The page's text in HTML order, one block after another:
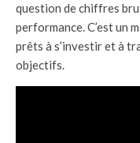
question de chiffres
performance. C’est un
prêts à s’investir et à
objectifs.